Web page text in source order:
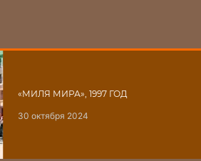
«МИЛЯ МИРА», 1997 ГОД
30 октября 2024